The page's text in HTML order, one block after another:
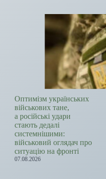
Оптимізм українських
військових тане,
а російські удари
стають дедалі
системнішими:
військовий оглядач про
ситуацію на фронті
07.08.2026